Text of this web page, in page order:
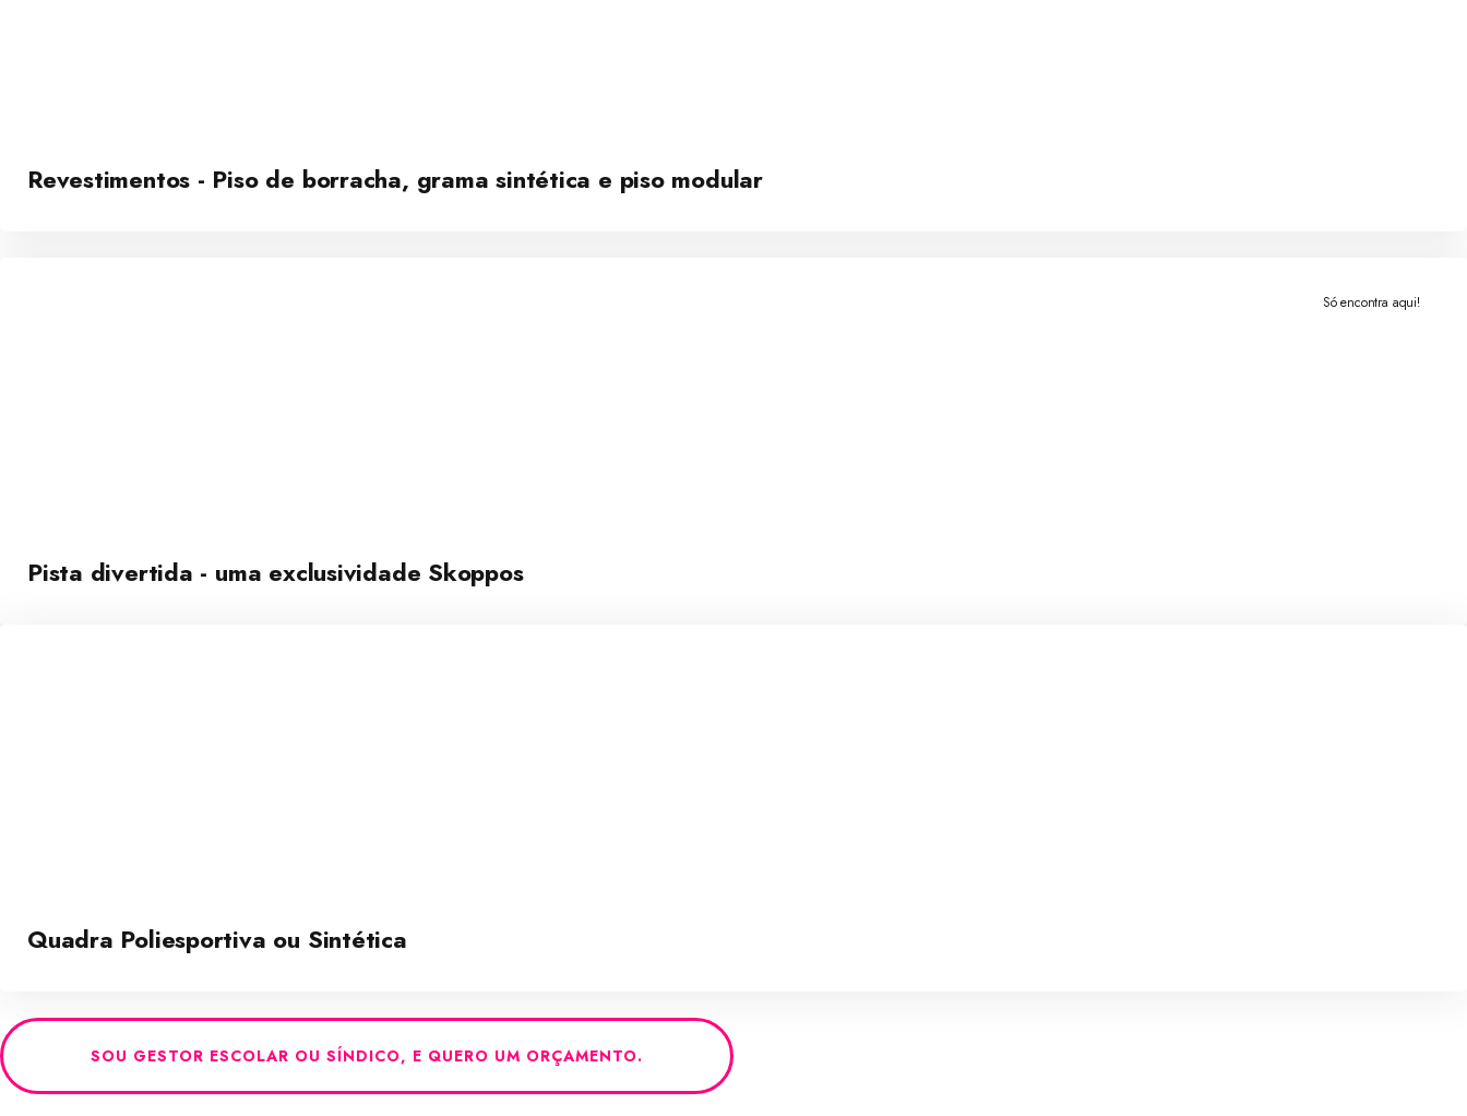
Revestimentos - Piso de borracha, grama sintética e piso modular
Só encontra aqui!
Pista divertida - uma exclusividade Skoppos
Quadra Poliesportiva ou Sintética
SOU GESTOR ESCOLAR OU SÍNDICO, E QUERO UM ORÇAMENTO.